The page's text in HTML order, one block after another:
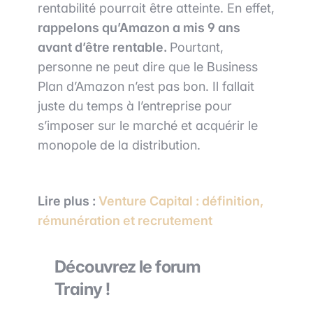
rentabilité pourrait être atteinte. En effet,
rappelons qu’Amazon a mis 9 ans
avant d’être rentable. Pourtant,
personne ne peut dire que le Business
Plan d’Amazon n’est pas bon. Il fallait
juste du temps à l’entreprise pour
s’imposer sur le marché et acquérir le
monopole de la distribution.
Lire plus : Venture Capital : définition,
rémunération et recrutement
Découvrez le forum
Trainy !